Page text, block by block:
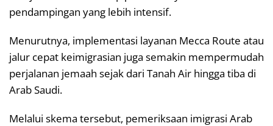
pendampingan yang lebih intensif.
Menurutnya, implementasi layanan Mecca Route atau
jalur cepat keimigrasian juga semakin mempermudah
perjalanan jemaah sejak dari Tanah Air hingga tiba di
Arab Saudi.
Melalui skema tersebut, pemeriksaan imigrasi Arab